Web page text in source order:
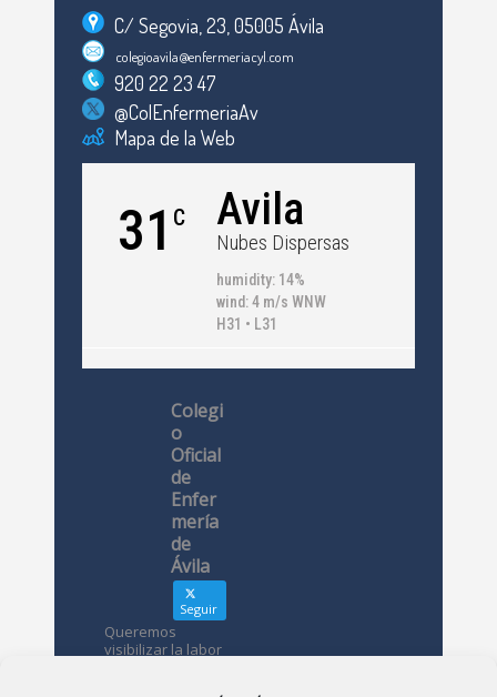
C/ Segovia, 23, 05005 Ávila
colegioavila@enfermeriacyl.com
920 22 23 47
@ColEnfermeriaAv
Mapa de la Web
31 C Avila
Nubes Dispersas
humidity: 14%
wind: 4 m/s WNW
H31 • L31
Colegi
o
Oficial
de
Enfer
mería
de
Ávila
Seguir
Queremos
visibilizar la labor